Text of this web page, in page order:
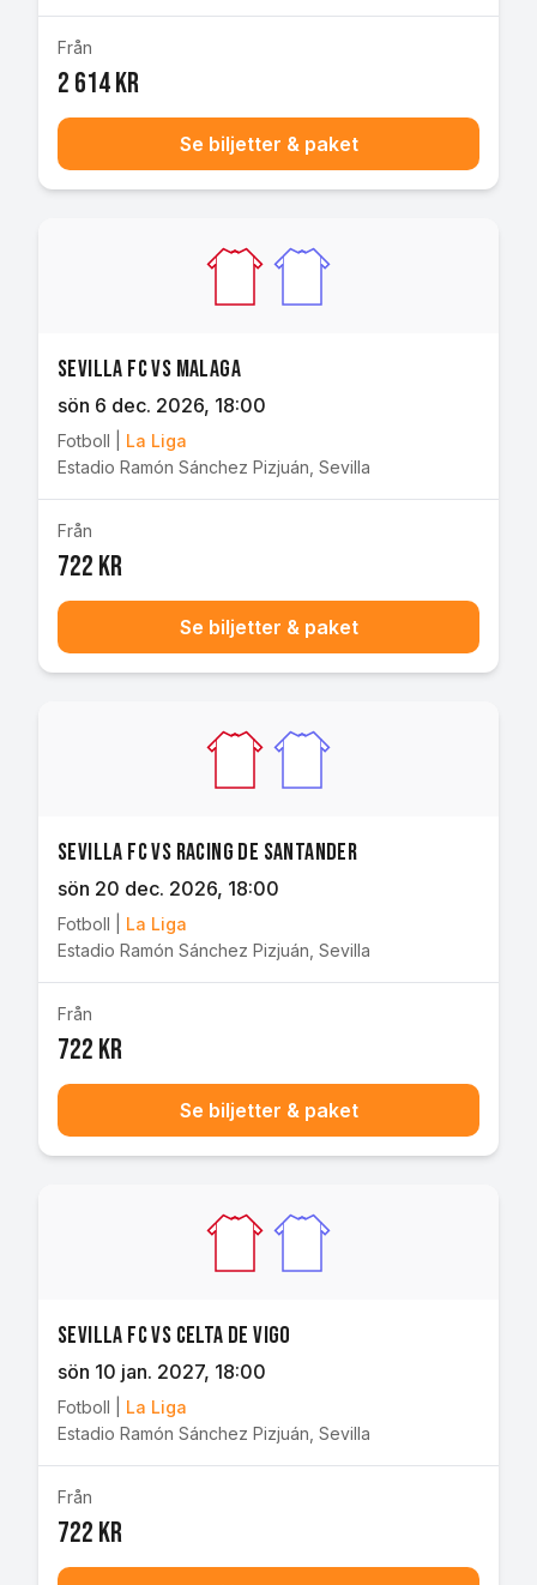
Från
2 614 kr
Se biljetter & paket
Sevilla FC vs Malaga
sön 6 dec. 2026, 18:00
Fotboll
La Liga
Estadio Ramón Sánchez Pizjuán Sevilla
Från
722 kr
Se biljetter & paket
Sevilla FC vs Racing de Santander
sön 20 dec. 2026, 18:00
Fotboll
La Liga
Estadio Ramón Sánchez Pizjuán Sevilla
Från
722 kr
Se biljetter & paket
Sevilla FC vs Celta de Vigo
sön 10 jan. 2027, 18:00
Fotboll
La Liga
Estadio Ramón Sánchez Pizjuán Sevilla
Från
722 kr